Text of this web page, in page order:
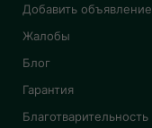
Добавить объявление
Жалобы
Блог
Гарантия
Благотварительность